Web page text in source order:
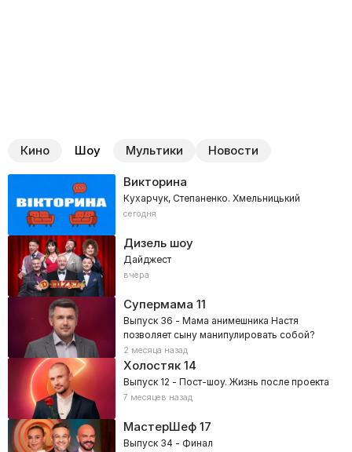
Кино Шоу Мультики Новости
Викторина
Кухарчук, Степаненко. Хмельницький
сегодня
Дизель шоу
Дайджест
вчера
Супермама 11
Выпуск 36 - Мама анимешника Настя
позволяет сыну манипулировать собой?
2 месяца назад
Холостяк14
Выпуск 12 - Пост-шоу. Жизнь после проекта
7 месяцев назад
МастерШеф17
Выпуск 34 - Финал